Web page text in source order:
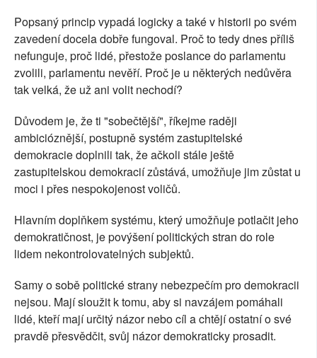
Popsaný princip vypadá logicky a také v historii po svém
zavedení docela dobře fungoval. Proč to tedy dnes příliš
nefunguje, proč lidé, přestože poslance do parlamentu
zvolili, parlamentu nevěří. Proč je u některých nedůvěra
tak velká, že už ani volit nechodí?
Důvodem je, že ti "sobečtější", říkejme raději
ambicióznější, postupně systém zastupitelské
demokracie doplnili tak, že ačkoli stále ještě
zastupitelskou demokracií zůstává, umožňuje jim zůstat u
moci i přes nespokojenost voličů.
Hlavním doplňkem systému, který umožňuje potlačit jeho
demokratičnost, je povýšení politických stran do role
lidem nekontrolovatelných subjektů.
Samy o sobě politické strany nebezpečím pro demokracii
nejsou. Mají sloužit k tomu, aby si navzájem pomáhali
lidé, kteří mají určitý názor nebo cíl a chtějí ostatní o své
pravdě přesvědčit, svůj názor demokraticky prosadit.